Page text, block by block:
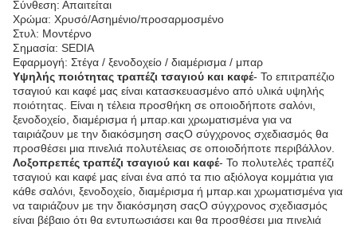
Σύνθεση: Απαιτείται
Χρώμα: Χρυσό/Ασημένιο/προσαρμοσμένο
Στυλ: Μοντέρνο
Σημασία: SEDIA
Εφαρμογή: Στέγα / ξενοδοχείο / διαμέρισμα / μπαρ
Υψηλής ποιότητας τραπέζι τσαγιού και καφέ- Το επιτραπέζιο
τσαγιού και καφέ μας είναι κατασκευασμένο από υλικά υψηλής
ποιότητας. Είναι η τέλεια προσθήκη σε οποιοδήποτε σαλόνι,
ξενοδοχείο, διαμέρισμα ή μπαρ.και χρωματισμένα για να
ταιριάζουν με την διακόσμηση σαςΟ σύγχρονος σχεδιασμός θα
προσθέσει μια πινελιά πολυτέλειας σε οποιοδήποτε περιβάλλον.
Λοξοπρεπές τραπέζι τσαγιού και καφέ- Το πολυτελές τραπέζι
τσαγιού και καφέ μας είναι ένα από τα πιο αξιόλογα κομμάτια για
κάθε σαλόνι, ξενοδοχείο, διαμέρισμα ή μπαρ.και χρωματισμένα για
να ταιριάζουν με την διακόσμηση σαςΟ σύγχρονος σχεδιασμός
είναι βέβαιο ότι θα εντυπωσιάσει και θα προσθέσει μια πινελιά